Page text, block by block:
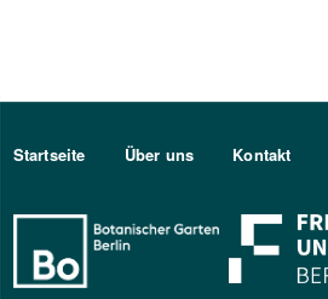
Sekundärmenu DE
Startseite Über uns Kontakt
Bo Berlin